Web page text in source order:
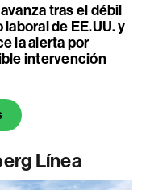
tras el débil
laboral de EE.UU. y
la alerta por
intervención
Línea